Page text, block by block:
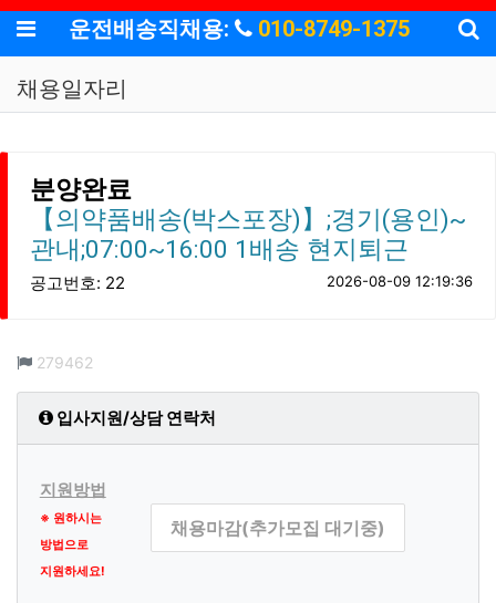
메뉴운전배송직채용: 010-8749-1375
채용일자리
분양완료
【의약품배송(박스포장)】;경기(용인)~
관내;07:00~16:00 1배송 현지퇴근
공고번호: 22 2026-08-09 12:19:36
컨텐츠 정보
279462
입사지원/상담 연락처
지원방법
※ 원하시는
방법으로
지원하세요!
채용마감(추가모집 대기중)